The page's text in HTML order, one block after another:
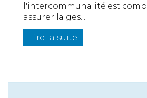
l'intercommunalité est
assurer la ges...
Lire la suite